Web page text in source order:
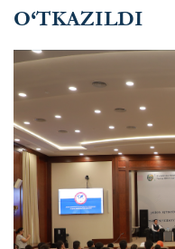
O‘TKAZILDI